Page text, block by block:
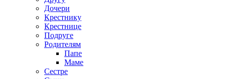
Дочери
Крестнику
Крестнице
Подруге
Родителям
Папе
Маме
Сестре